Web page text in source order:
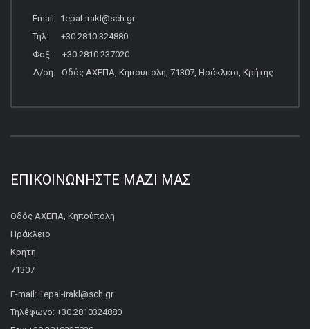
Email: 1epal-irakl@sch.gr
Τηλ: +30 2810 324880
Φαξ: +30 2810 237020
Δ/ση: Οδός ΑΧΕΠΑ, Κηπούπολη, 71307, Ηράκλειο, Κρήτης
ΕΠΙΚΟΙΝΩΝΉΣΤΕ ΜΑΖΊ ΜΑΣ
Οδός ΑΧΕΠΑ, Κηπούπολη
Ηράκλειο
Κρήτη
71307
E-mail: 1epal-irakl@sch.gr
Τηλέφωνο: +30 2810324880